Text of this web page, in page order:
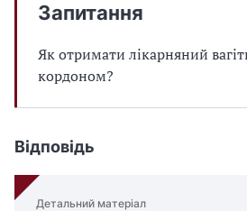
Запитання
Як отримати лікарняний
кордоном?
Відповідь
Детальний матеріал